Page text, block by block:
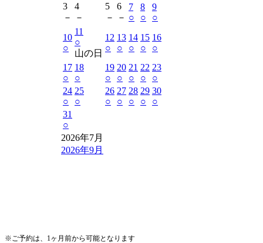
3
－
4
－
5
－
6
－
7
○
8
○
9
○
10
○
11
○
山の日
12
○
13
○
14
○
15
○
16
○
17
○
18
○
19
○
20
○
21
○
22
○
23
○
24
○
25
○
26
○
27
○
28
○
29
○
30
○
31
○
2026年7月
2026年9月
※ご予約は、1ヶ月前から可能となります